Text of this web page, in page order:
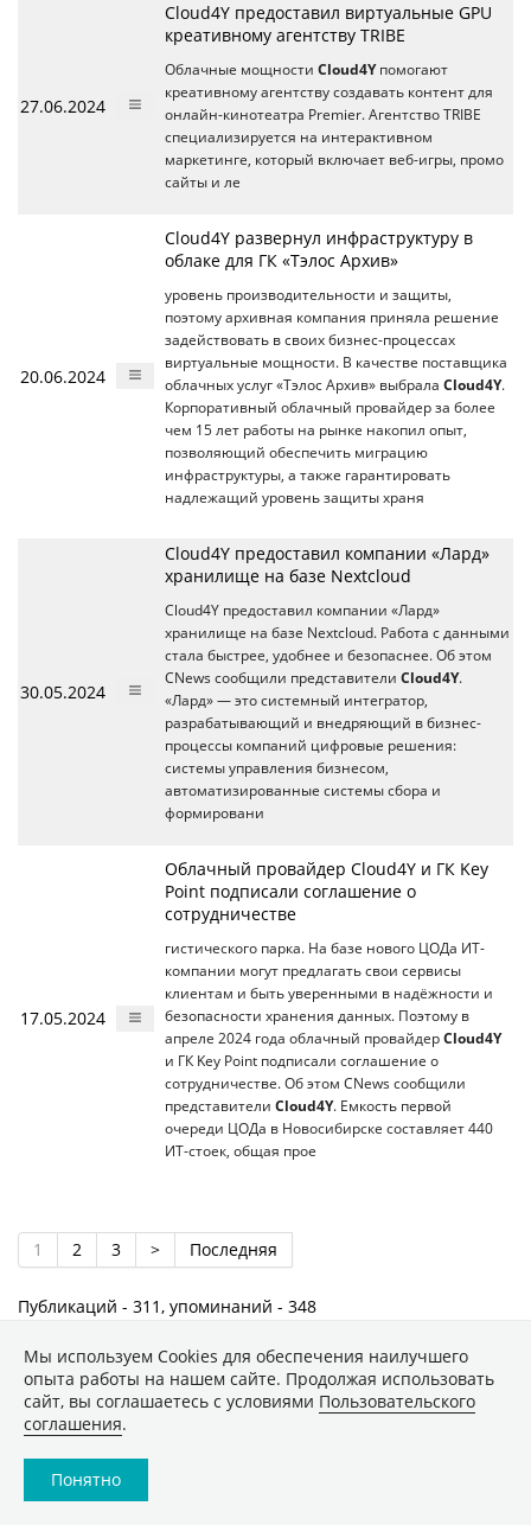
27.06.2024
Cloud4Y предоставил виртуальные GPU
креативному агентству TRIBE
Облачные мощности Cloud4Yпомогают
креативному агентству создавать контент для
онлайн-кинотеатра Premier. Агентство TRIBE
специализируется на интерактивном
маркетинге, который включает веб-игры, промо
сайты и ле
20.06.2024
Cloud4Y развернул инфраструктуру в
облаке для ГК «Тэлос Архив»
уровень производительности и защиты,
поэтому архивная компания приняла решение
задействовать в своих бизнес-процессах
виртуальные мощности. В качестве поставщика
облачных услуг «Тэлос Архив» выбрала Cloud4Y.
Корпоративный облачный провайдер за более
чем 15 лет работы на рынке накопил опыт,
позволяющий обеспечить миграцию
инфраструктуры, а также гарантировать
надлежащий уровень защиты храня
30.05.2024
Cloud4Y предоставил компании «Лард»
хранилище на базе Nextcloud
Cloud4Y предоставил компании «Лард»
хранилище на базе Nextcloud. Работа с данными
стала быстрее, удобнее и безопаснее. Об этом
CNews сообщили представители Cloud4Y.
«Лард» — это системный интегратор,
разрабатывающий и внедряющий в бизнес-
процессы компаний цифровые решения:
системы управления бизнесом,
автоматизированные системы сбора и
формировани
17.05.2024
Облачный провайдер Cloud4Y и ГК Key
Point подписали соглашение о
сотрудничестве
гистического парка. На базе нового ЦОДа ИТ-
компании могут предлагать свои сервисы
клиентам и быть уверенными в надёжности и
безопасности хранения данных. Поэтому в
апреле 2024 года облачный провайдер Cloud4Y
и ГК Key Point подписали соглашение о
сотрудничестве. Об этом CNews сообщили
представители Cloud4Y. Емкость первой
очереди ЦОДа в Новосибирске составляет 440
ИT-стоек, общая прое
1 2 3 > Последняя
Публикаций - 311, упоминаний - 348
Cloud
SaaS
IaaS
ЦОД
S&P Global
Аренда
ИТ-рынок труда
ИТ-сервис
Крок
Microsoft Windows
Мы используем Сookies для обеспечения наилучшего
опыта работы на нашем сайте. Продолжая использовать
сайт, вы соглашаетесь с условиями Пользовательского
соглашения.
Понятно